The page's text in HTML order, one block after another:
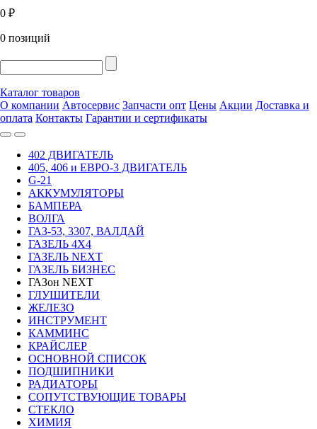
0 ₽
0 позиций
Каталог товаров
О компании Автосервис Запчасти опт Цены Акции Доставка и
оплата Контакты Гарантии и сертификаты
402 ДВИГАТЕЛЬ
405, 406 и ЕВРО-3 ДВИГАТЕЛЬ
G-21
АККУМУЛЯТОРЫ
БАМПЕРА
ВОЛГА
ГАЗ-53, 3307, ВАЛДАЙ
ГАЗЕЛЬ 4Х4
ГАЗЕЛЬ NEXT
ГАЗЕЛЬ БИЗНЕС
ГАЗон NEXT
ГЛУШИТЕЛИ
ЖЕЛЕЗО
ИНСТРУМЕНТ
КАММИНС
КРАЙСЛЕР
ОСНОВНОЙ СПИСОК
ПОДШИПНИКИ
РАДИАТОРЫ
СОПУТСТВУЮЩИЕ ТОВАРЫ
СТЕКЛО
ХИМИЯ